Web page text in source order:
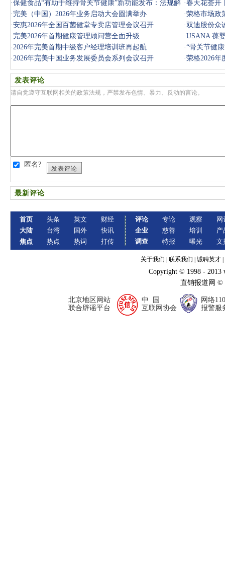
治行动
·保健食品“有助于维持骨关节健康”新功能发布：法规解
读与市
·春天花荟开
办
· 完美（中国）2026年业务启动大会圆满举办 ·荣格市场政
·安惠2026年全国百菌健堂专卖店管理会议召开 ·双迪股份众
· 完美2026年首期健康管理顾问营全面升级 ·USANA 葆
场
·2026年完美首期中级客户经理培训班再起航 ·“骨关节健
风口”
·2026年完美中国业务发展委员会系列会议召开 ·荣格2026年
发表评论
请自觉遵守互联网相关的政策法规，严禁发布色情、暴力、反动的言论。
匿名?
发表评论
最新评论
首页
大陆
焦点
头条
台湾
热点
英文
国外
热词
财经
快讯
打传
评论
企业
调查
专论
慈善
特报
观察
培训
曝光
网
产
文
关于我们 联系我们 诚聘英才
Copyright © 1998 - 2013
直销报道网
北京地区网站
联合辟谣平台
中 国
互联网协会
网络110
报警服